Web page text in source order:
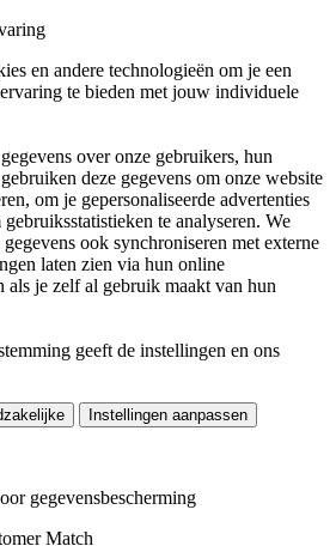
en andere technologieën om je een
te bieden met jouw individuele
over onze gebruikers, hun
deze gegevens om onze website
om je gepersonaliseerde advertenties
te analyseren. We
ook synchroniseren met externe
laten zien via hun online
als je zelf al gebruik maakt van hun
geeft de instellingen en ons
Instellingen aanpassen
gegevensbescherming
Match